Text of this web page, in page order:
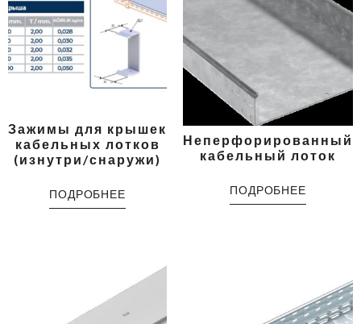
Зажимы для крышек
кабельных лотков
(изнутри/снаружи)
ПОДРОБНЕЕ
Неперфорированный
кабельный лоток
ПОДРОБНЕЕ